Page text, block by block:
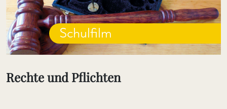
Schulfilm
Rechte und Pflichten